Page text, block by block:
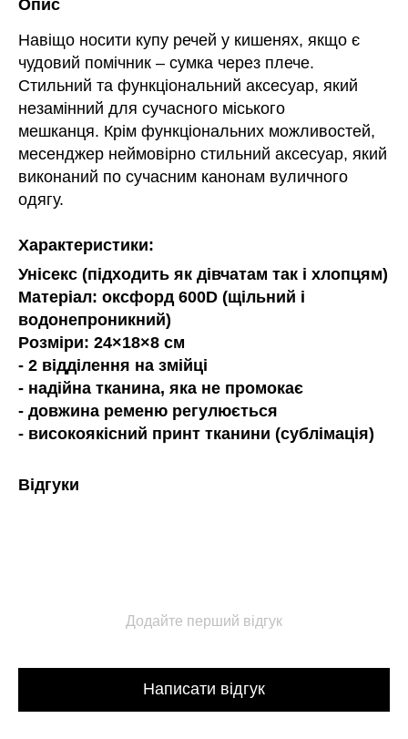
Опис
Навіщо носити купу речей у кишенях, якщо є
чудовий помічник – сумка через плече.
Стильний та функціональний аксесуар, який
незамінний для сучасного міського
мешканця. Крім функціональних можливостей,
месенджер неймовірно стильний аксесуар, який
виконаний по сучасним канонам вуличного
одягу.
Характеристики:
Унісекс (підходить як дівчатам так і хлопцям)
Матеріал: оксфорд 600D (щільний і
водонепроникний)
Розміри: 24×18×8 см
- 2 відділення на змійці
- надійна тканина, яка не промокає
- довжина ременю регулюється
- високоякісний принт тканини (сублімація)
Відгуки
Додайте перший відгук
Написати відгук